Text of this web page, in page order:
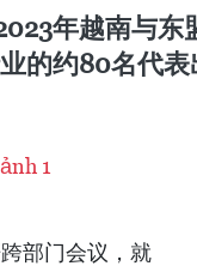
年越南与
的约80名代
部门会议，就